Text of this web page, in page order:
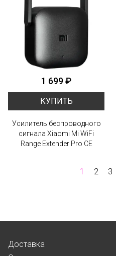
1 699 ₽
КУПИТЬ
Усилитель беспроводного
сигнала Xiaomi Mi WiFi
Range Extender Pro CE
1 2 3
Доставка